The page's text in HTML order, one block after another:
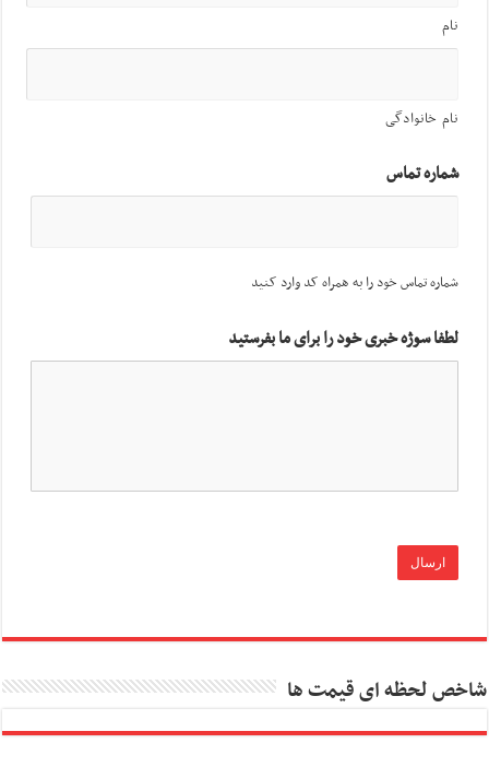
نام
نام خانوادگی
شماره تماس
شماره تماس خود را به همراه کد وارد کنید
لطفا سوژه خبری خود را برای ما بفرستید
شاخص لحظه ای قیمت ها